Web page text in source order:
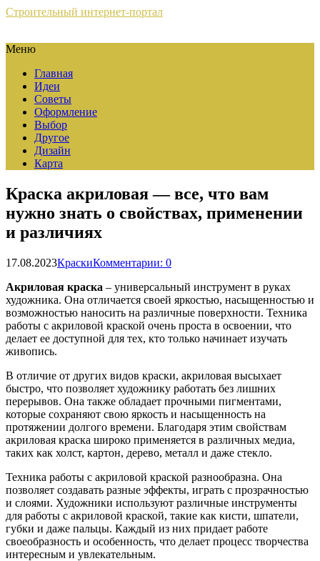
Строительный интернет-портал
Меню
Главная
Идеи
Советы
Оформление
Выбор
Другое
Дизайн
Карта
Краска акриловая — все, что вам
нужно знать о свойствах, применении
и различиях
17.08.2023КраскиКомментарии: 0
Акриловая краска – универсальный инструмент в руках
художника. Она отличается своей яркостью, насыщенностью и
возможностью наносить на различные поверхности. Техника
работы с акриловой краской очень проста в освоении, что
делает ее доступной для тех, кто только начинает изучать
живопись.
В отличие от других видов краски, акриловая высыхает
быстро, что позволяет художнику работать без лишних
перерывов. Она также обладает прочными пигментами,
которые сохраняют свою яркость и насыщенность на
протяжении долгого времени. Благодаря этим свойствам
акриловая краска широко применяется в различных медиа,
таких как холст, картон, дерево, металл и даже стекло.
Техника работы с акриловой краской разнообразна. Она
позволяет создавать разные эффекты, играть с прозрачностью
и слоями. Художники используют различные инструменты
для работы с акриловой краской, такие как кисти, шпатели,
губки и даже пальцы. Каждый из них придает работе
своеобразность и особенность, что делает процесс творчества
интересным и увлекательным.